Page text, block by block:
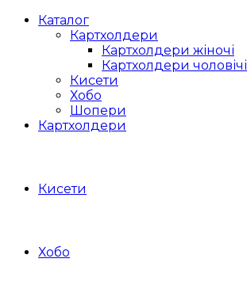
Каталог
Картхолдери
Картхолдери жіночі
Картхолдери чоловічі
Кисети
Хобо
Шопери
Картхолдери
Кисети
Хобо